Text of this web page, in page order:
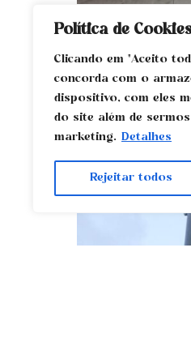
Política de
Clicando em "Aceito
concorda com o
dispositivo, com eles
do site além de
marketing. Detalhes
Rejeitar todos